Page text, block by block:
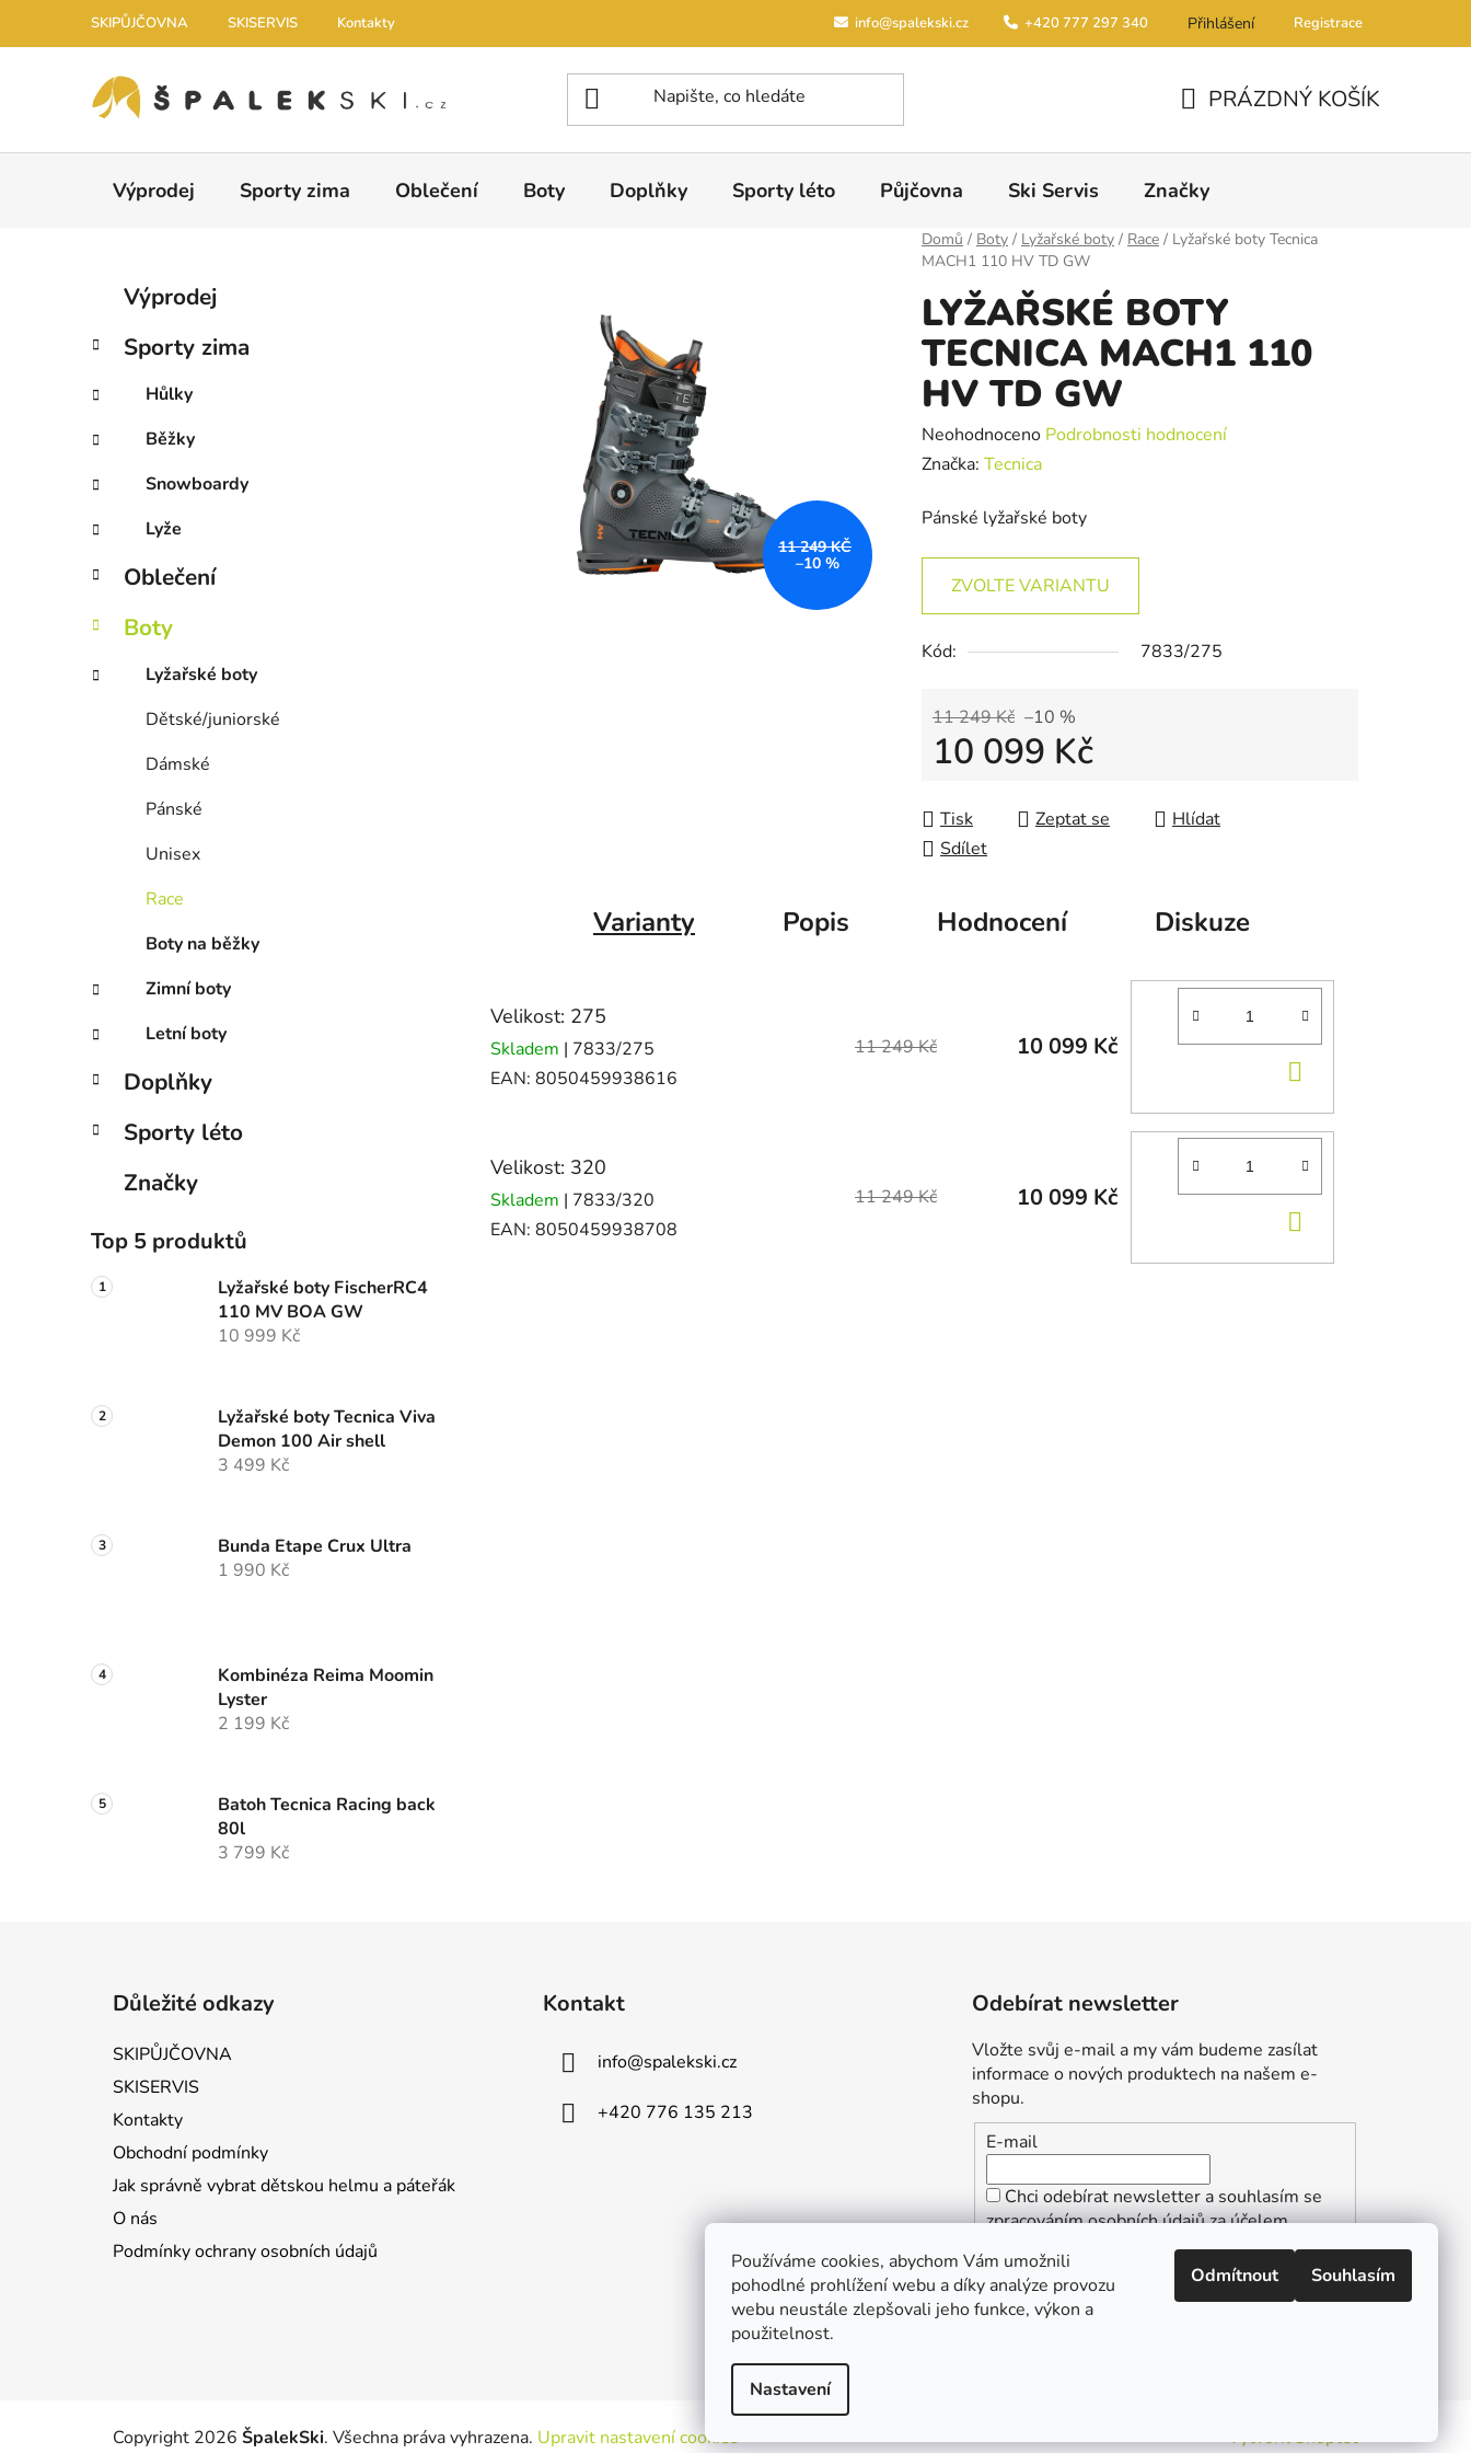
Používáme cookies, abychom Vám umožnili
pohodlné prohlížení webu a díky analýze provozu
webu neustále zlepšovali jeho funkce, výkon a
použitelnost.
Nastavení
Odmítnout Souhlasím
Přejít na obsahSKIPŮJČOVNA SKISERVIS Kontakty info@spalekski.cz +420 777 297 340 Přihlášení Registrace
PRÁZDNÝ KOŠÍK
Výprodej Sporty zima Oblečení Boty Doplňky Sporty léto Půjčovna Ski Servis Značky
Domů / Boty / Lyžařské boty / Race / Lyžařské boty Tecnica
MACH1 110 HV TD GW
Postranní panel
Přeskočit kategorie
Kategorie
Výprodej
Sporty zima
Hůlky
Běžky
Snowboardy
Lyže
Oblečení
Boty
Lyžařské boty
Dětské/juniorské
Dámské
Pánské
Unisex
Race
Boty na běžky
Zimní boty
Letní boty
Doplňky
Sporty léto
Značky
Top 5 produktů
Lyžařské boty FischerRC4
110 MV BOA GW
10 999 Kč
Lyžařské boty Tecnica Viva
Demon 100 Air shell
3 499 Kč
Bunda Etape Crux Ultra
1 990 Kč
Kombinéza Reima Moomin
Lyster
2 199 Kč
Batoh Tecnica Racing back
80l
3 799 Kč
LYŽAŘSKÉ BOTY
TECNICA MACH1 110
HV TD GW
Průměrné hodnocení produktu je 0,0 z 5 hvězdiček.
Neohodnoceno Podrobnosti hodnocení
Značka: Tecnica
Pánské lyžařské boty
ZVOLTE VARIANTU
Kód: 7833/275
11 249 Kč –10 %
10 099 Kč
Tisk
Zeptat se
Hlídat
Sdílet
11 249 KČ
–10 %
Varianty Popis Hodnocení Diskuze
Velikost: 275
Skladem | 7833/275
EAN: 8050459938616
11 249 Kč 10 099 Kč
Velikost: 320
Skladem | 7833/320
EAN: 8050459938708
11 249 Kč 10 099 Kč
Důležité odkazy
SKIPŮJČOVNA
SKISERVIS
Kontakty
Obchodní podmínky
Jak správně vybrat dětskou helmu a páteřák
O nás
Podmínky ochrany osobních údajů
Kontakt
info@spalekski.cz
+420 776 135 213
Odebírat newsletter
Vložte svůj e-mail a my vám budeme zasílat
informace o nových produktech na našem e-
shopu.
E-mail
Chci odebírat newsletter a souhlasím se
zpracováním osobních údajů za účelem
zasílání informací o speciálních akcích a
slevách.
PŘIHLÁSIT SE
Vytvořil Shoptet
Copyright 2026 ŠpalekSki. Všechna práva vyhrazena. Upravit nastavení cookies